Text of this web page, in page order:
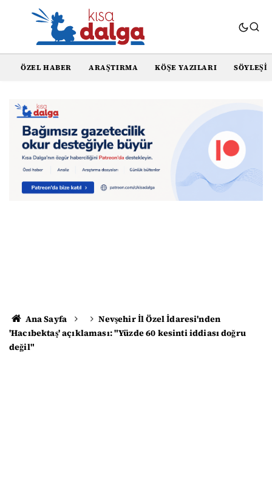
ÖZEL HABER ARAŞTIRMA KÖŞE YAZILARI SÖYLEŞI
Ana Sayfa
Nevşehir İl Özel İdaresi'nden
'Hacıbektaş' açıklaması: "Yüzde 60 kesinti iddiası doğru
değil"